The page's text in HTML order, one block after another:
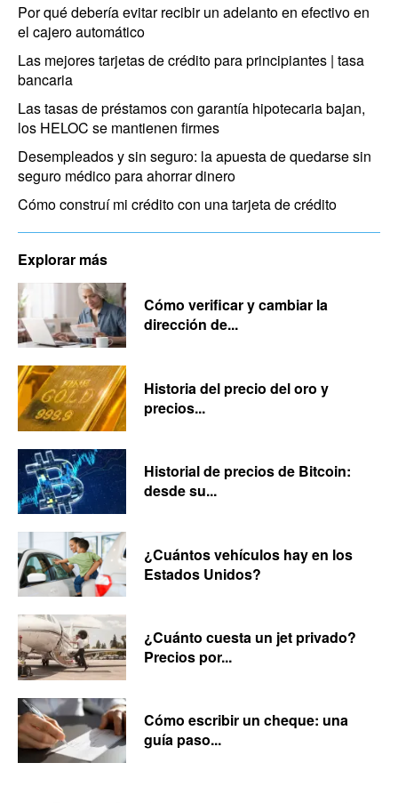
Por qué debería evitar recibir un adelanto en efectivo en
el cajero automático
Las mejores tarjetas de crédito para principiantes | tasa
bancaria
Las tasas de préstamos con garantía hipotecaria bajan,
los HELOC se mantienen firmes
Desempleados y sin seguro: la apuesta de quedarse sin
seguro médico para ahorrar dinero
Cómo construí mi crédito con una tarjeta de crédito
Explorar más
Cómo verificar y cambiar la
dirección de...
Historia del precio del oro y
precios...
Historial de precios de Bitcoin:
desde su...
¿Cuántos vehículos hay en los
Estados Unidos?
¿Cuánto cuesta un jet privado?
Precios por...
Cómo escribir un cheque: una
guía paso...